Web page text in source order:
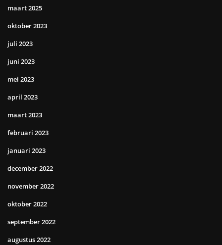
maart 2025
oktober 2023
juli 2023
juni 2023
mei 2023
april 2023
maart 2023
februari 2023
januari 2023
december 2022
november 2022
oktober 2022
september 2022
augustus 2022